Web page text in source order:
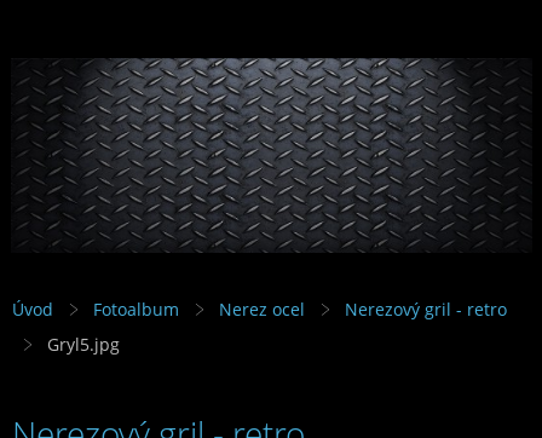
Úvod Fotoalbum Nerez ocel
Nerezový gril - retro
Gryl5.jpg